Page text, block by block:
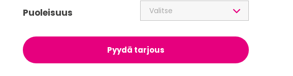
Puoleisuus Valitse
Pyydä tarjous